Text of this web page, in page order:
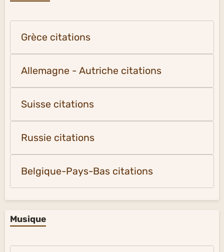
Grèce citations
Allemagne - Autriche citations
Suisse citations
Russie citations
Belgique-Pays-Bas citations
Musique